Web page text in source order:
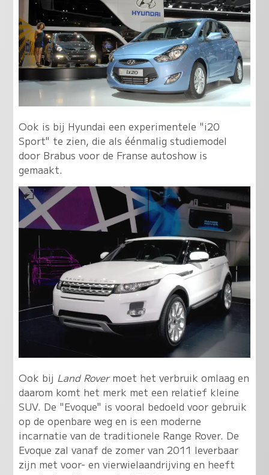
Ook is bij Hyundai een experimentele "i20
Sport" te zien, die als éénmalig studiemodel
door Brabus voor de Franse autoshow is
gemaakt.
Ook bij Land Rovermoet het verbruik omlaag en
daarom komt het merk met een relatief kleine
SUV. De "Evoque" is vooral bedoeld voor gebruik
op de openbare weg en is een moderne
incarnatie van de traditionele Range Rover. De
Evoque zal vanaf de zomer van 2011 leverbaar
zijn met voor- en vierwielaandrijving en heeft